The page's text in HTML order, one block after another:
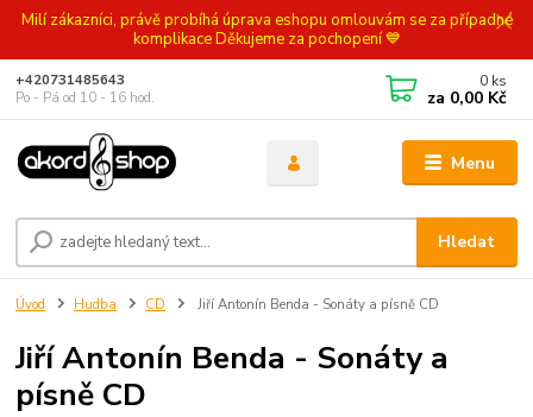
Milí zákazníci, právě probíhá úprava eshopu omlouvám se za případné
komplikace Děkujeme za pochopení 💙
Menu
Hledat
+420731485643
Po - Pá od 10 - 16 hod.
0 ks
za 0,00 Kč
Úvod Hudba CD Jiří Antonín Benda - Sonáty a písně CD
Jiří Antonín Benda - Sonáty a
písně CD